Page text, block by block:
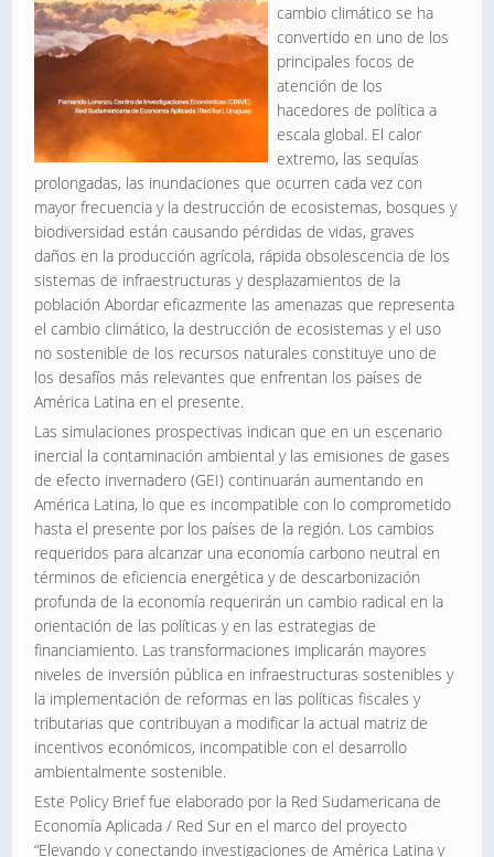
cambio climático se ha
convertido en uno de los
principales focos de
atención de los
hacedores de política a
escala global. El calor
extremo, las sequías
prolongadas, las inundaciones que ocurren cada vez con
mayor frecuencia y la destrucción de ecosistemas, bosques y
biodiversidad están causando pérdidas de vidas, graves
daños en la producción agrícola, rápida obsolescencia de los
sistemas de infraestructuras y desplazamientos de la
población Abordar eficazmente las amenazas que representa
el cambio climático, la destrucción de ecosistemas y el uso
no sostenible de los recursos naturales constituye uno de
los desafíos más relevantes que enfrentan los países de
América Latina en el presente.
Las simulaciones prospectivas indican que en un escenario
inercial la contaminación ambiental y las emisiones de gases
de efecto invernadero (GEI) continuarán aumentando en
América Latina, lo que es incompatible con lo comprometido
hasta el presente por los países de la región. Los cambios
requeridos para alcanzar una economía carbono neutral en
términos de eficiencia energética y de descarbonización
profunda de la economía requerirán un cambio radical en la
orientación de las políticas y en las estrategias de
financiamiento. Las transformaciones implicarán mayores
niveles de inversión pública en infraestructuras sostenibles y
la implementación de reformas en las políticas fiscales y
tributarias que contribuyan a modificar la actual matriz de
incentivos económicos, incompatible con el desarrollo
ambientalmente sostenible.
Este Policy Brief fue elaborado por la Red Sudamericana de
Economía Aplicada / Red Sur en el marco del proyecto
“Elevando y conectando investigaciones de América Latina y